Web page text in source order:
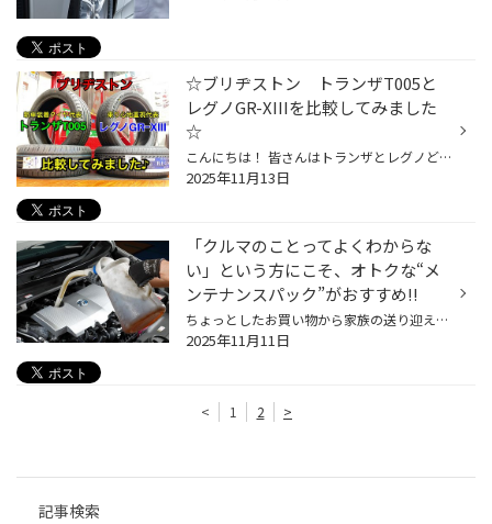
☆ブリヂストン トランザT005と
レグノGR-XIIIを比較してみました
☆
こんにちは！ 皆さんはトランザとレグノどっちのタイヤにしようか迷ったことはありますか？ 特に輸入車で最近よく見るのは、 新車装着タイヤのトランザが付いていることが多いです！(RFTタイヤが付いている車もあります！) そうなると元々付いているトランザの方がいいのではないか？ という方も多...
2025年11月13日
「クルマのことってよくわからな
い」という方にこそ、オトクな“メ
ンテナンスパック”がおすすめ!!
ちょっとしたお買い物から家族の送り迎え、お休みの日にはみんなでお出かけと、日々の暮らしの中にクルマがあるとやはり便利ですよね。人だけでなく荷物も積めるし、雨風もしのげる。行動範囲が広がり、生活がより豊かにしてくれる欠かせない相棒として、頼りにしていらっしゃる方は多いと思います...
2025年11月11日
< 1 2 >
記事検索